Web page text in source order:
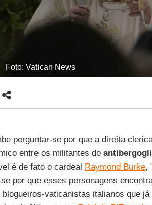
Foto: Vatican News
perguntar-se por que a direita
entre os militantes do
é de fato o cardeal Raymond Burke,
por que esses personagens
vaticanistas italianos que